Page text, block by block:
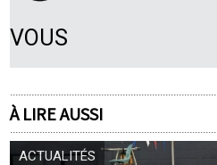
VOUS
À LIRE AUSSI
ACTUALITÉS